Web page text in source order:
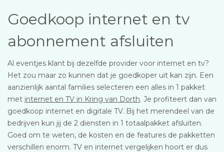
Goedkoop internet en tv
abonnement afsluiten
Al eventjes klant bij dezelfde provider voor internet en tv?
Het zou maar zo kunnen dat je goedkoper uit kan zijn. Een
aanzienlijk aantal families selecteren een alles in 1 pakket
met internet en TV in Kring van Dorth. Je profiteert dan van
goedkoop internet en digitale TV. Bij het merendeel van de
bedrijven kun jij de 2 diensten in 1 totaalpakket afsluiten.
Goed om te weten, de kosten en de features de pakketten
verschillen enorm. TV en internet vergelijken hoort er dus